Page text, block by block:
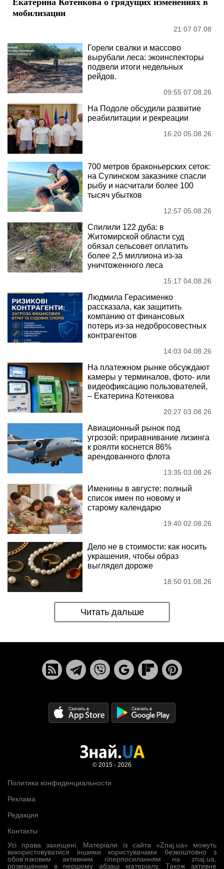
мобилизации
21:07 07.08
Горели свалки и массово
вырубали леса: экоинспекторы
подвели итоги недельных
рейдов.
09:55 07.08.26
На Подоле обсудили развитие
реабилитации и рекреации
16:20 05.08.26
700 метров браконьерских сеток:
на Сулинском заказнике спасли
рыбу и насчитали более 100
тысяч убытков
12:57 05.08.26
Спилили 122 дуба: в
Житомирской области суд
обязал сельсовет оплатить
более 2,5 миллиона из-за
уничтоженного леса
15:17 04.08.26
Людмила Герасименко
рассказала, как защитить
компанию от финансовых
потерь из-за недобросовестных
контрагентов
14:03 04.08.26
На платежном рынке обсуждают
камеры у терминалов, фото- или
видеофиксацию пользователей,
– Екатерина Котенкова
20:27 03.08.26
Авиационный рынок под
угрозой: приравнивание лизинга
к роялти коснется 86%
арендованного флота
13:35 03.08.26
Именины в августе: полный
список имен по новому и
старому календарю
19:40 02.08.26
Дело не в стоимости: как носить
украшения, чтобы образ
выглядел дороже
18:50 01.08.26
Читать дальше
Усі права захищені. Матеріали із сайта «Znaj.ua» можуть
використовуватися іншими користувачами безкоштовно з
обов’язковим активним гіперпосиланням на znaj.ua,
розміщеним в першому абзаці матеріалу. Також активне
Политика конфиденциальности
Реклама
Редакция
Контакты
© 2015 - 2026